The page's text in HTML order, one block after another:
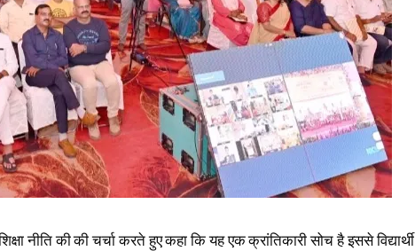
नीति की की चर्चा करते हुए कहा कि यह एक क्रांतिकारी सोच है इससे विद्यार्थी